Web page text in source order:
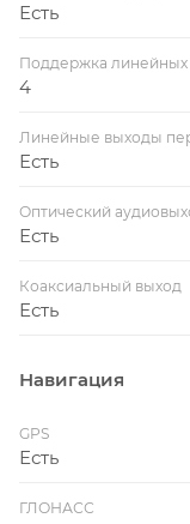
Есть
Поддержка линейных
4
Линейные выходы
Есть
Оптический
Есть
Коаксиальный выход
Есть
Навигация
GPS
Есть
ГЛОНАСС